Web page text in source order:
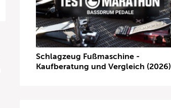
Schlagzeug Fußmaschine -
Kaufberatung und Vergleich (2026)